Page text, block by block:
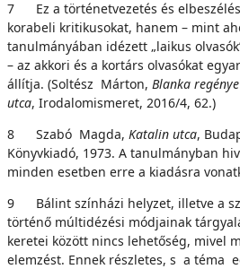
7 Ez a történetvezetés és
korabeli kritikusokat, hanem – mint
tanulmányában idézett „laikus
– az akkori és a kortárs olvasókat
állítja. (Soltész Márton, Blanka
utca, Irodalomismeret, 2016/4, 62.)
8 Szabó Magda, Katalin utca,
Könyvkiadó, 1973. A tanulmányban
minden esetben erre a kiadásra
9 Bálint színházi helyzet, illetve a
történő múltidézési módjainak
keretei között nincs lehetőség, mivel
elemzést. Ennek részletes, s a téma